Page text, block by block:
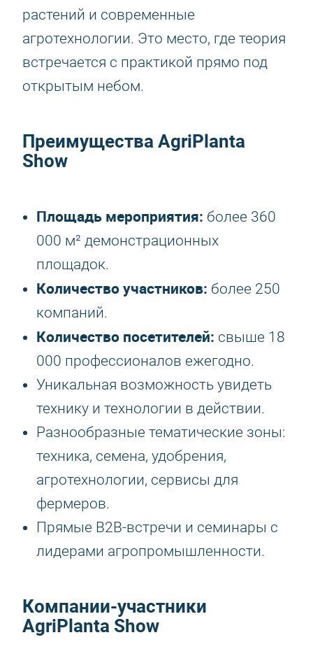
растений и современные
агротехнологии. Это место, где теория
встречается с практикой прямо под
открытым небом.
Преимущества AgriPlanta
Show
Площадь мероприятия: более 360
000 м² демонстрационных
площадок.
Количество участников: более 250
компаний.
Количество посетителей: свыше 18
000 профессионалов ежегодно.
Уникальная возможность увидеть
технику и технологии в действии.
Разнообразные тематические зоны:
техника, семена, удобрения,
агротехнологии, сервисы для
фермеров.
Прямые B2B-встречи и семинары с
лидерами агропромышленности.
Компании-участники
AgriPlanta Show